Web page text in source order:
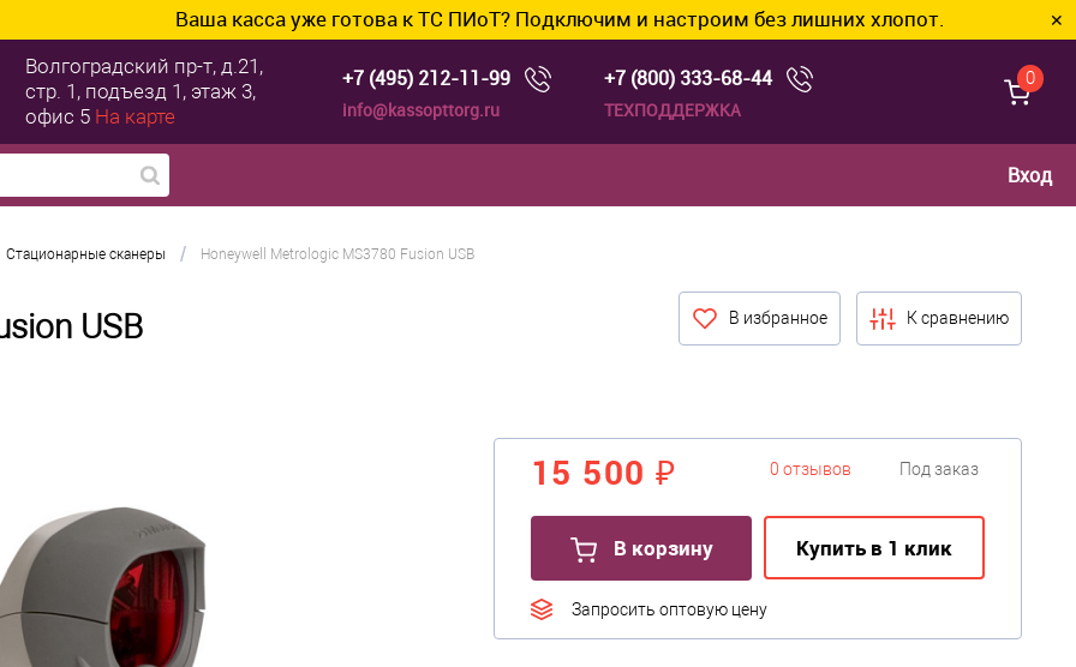
Ваша касса уже готова к ТС ПИоТ? Подключим и настроим без лишних хлопот. ✕
Волгоградский пр-т, д.21,
стр. 1, подъезд 1, этаж 3,
офис 5 На карте
+7 (495) 212-11-99
info@kassopttorg.ru
+7 (800) 333-68-44
ТЕХПОДДЕРЖКА
0
Вход
Стационарные сканеры / Honeywell Metrologic MS3780 Fusion USB
USB В избранное К сравнению
15 500 ₽ 0 отзывов Под заказ
В корзину Купить в 1 клик
Запросить оптовую цену